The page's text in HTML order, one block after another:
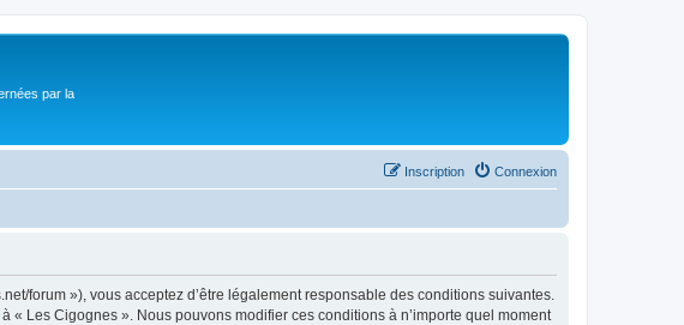
par la
Connexion
Inscription
forum »), vous acceptez d’être légalement responsable des conditions suivantes.
« Les Cigognes ». Nous pouvons modifier ces conditions à n’importe quel moment